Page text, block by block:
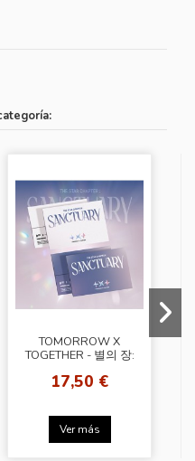
TOMORROW X
TOGETHER - 별의 장:
[Weverse Albums
17,50 €
Ver más